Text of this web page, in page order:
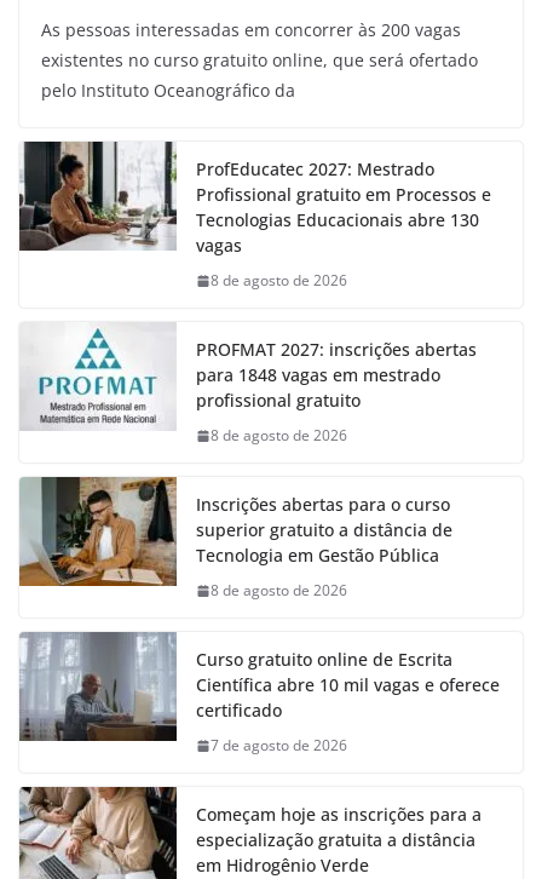
As pessoas interessadas em concorrer às 200 vagas
existentes no curso gratuito online, que será ofertado
pelo Instituto Oceanográfico da
ProfEducatec 2027: Mestrado
Profissional gratuito em Processos e
Tecnologias Educacionais abre 130
vagas
8 de agosto de 2026
PROFMAT 2027: inscrições abertas
para 1848 vagas em mestrado
profissional gratuito
8 de agosto de 2026
Inscrições abertas para o curso
superior gratuito a distância de
Tecnologia em Gestão Pública
8 de agosto de 2026
Curso gratuito online de Escrita
Científica abre 10 mil vagas e oferece
certificado
7 de agosto de 2026
Começam hoje as inscrições para a
especialização gratuita a distância
em Hidrogênio Verde